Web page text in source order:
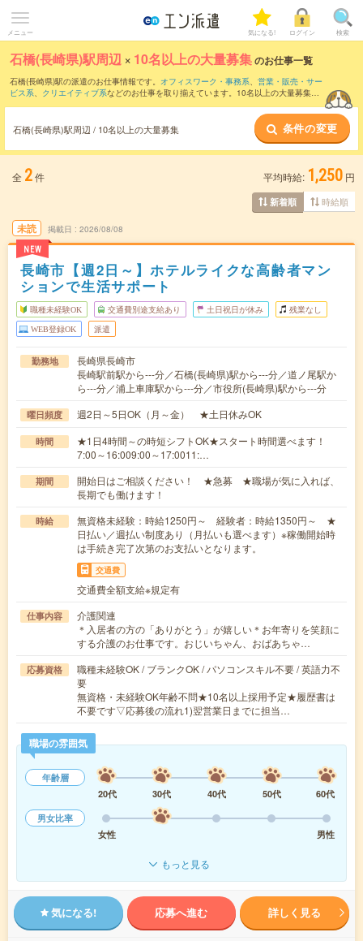
メニュー 気になる! ログイン 検索
石橋(長崎県)駅周辺 × 10名以上の大量募集のお仕事一覧
石橋(長崎県)駅の派遣のお仕事情報です。 オフィスワーク・事務系、 営業・販売・サー
ビス系、 クリエイティブ系などのお仕事を取り揃えています。10名以上の大量募集の
石橋(長崎県)駅周辺 / 10名以上の大量募集 条件の変更
全 2件 平均時給: 1,250 円
新着順 時給順
未読
NEW
掲載日 2026/08/08
長崎市【週2日～】ホテルライクな高齢者マン
ションで生活サポート
職種未経験OK 交通費別途支給あり 土日祝日が休み 残業なし
WEB登録OK 派遣
勤務地
長崎県長崎市
長崎駅前駅から---分／石橋(長崎県)駅から---分／道ノ尾駅か
ら---分／浦上車庫駅から---分／市役所(長崎県)駅から---分
曜日頻度 週2日～5日OK（月～金） ★土日休みOK
時間
★1日4時間～の時短シフトOK★スタート時間選べます！
7:00～16:009:00～17:0011:…
期間
開始日はご相談ください！ ★急募 ★職場が気に入れば、
長期でも働けます！
時給
無資格未経験：時給1250円～ 経験者：時給1350円～ ★
日払い／週払い制度あり（月払いも選べます）※稼働開始時
は手続き完了次第のお支払いとなります。
交通費
交通費全額支給※規定有
仕事内容
介護関連
＊入居者の方の「ありがとう」が嬉しい＊お年寄りを笑顔に
する介護のお仕事です。おじいちゃん、おばあちゃ…
応募資格
職種未経験OK / ブランクOK / パソコンスキル不要 / 英語力不
要
無資格・未経験OK年齢不問★10名以上採用予定★履歴書は
不要です▽応募後の流れ1)翌営業日までに担当…
職場の雰囲気
年齢層
20代
30代 40代 50代
60代
男女比率
女性
男性
もっと見る
気になる! 応募へ進む 詳しく見る